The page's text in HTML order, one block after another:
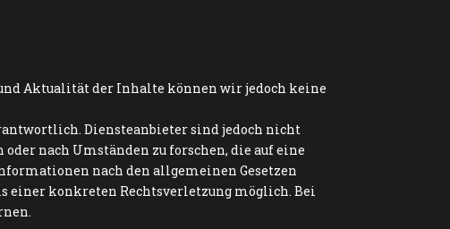
Aktualität der Inhalte können wir jedoch keine
Diensteanbieter sind jedoch nicht
nach Umständen zu forschen, die auf eine
nach den allgemeinen Gesetzen
einer konkreten Rechtsverletzung möglich. Bei